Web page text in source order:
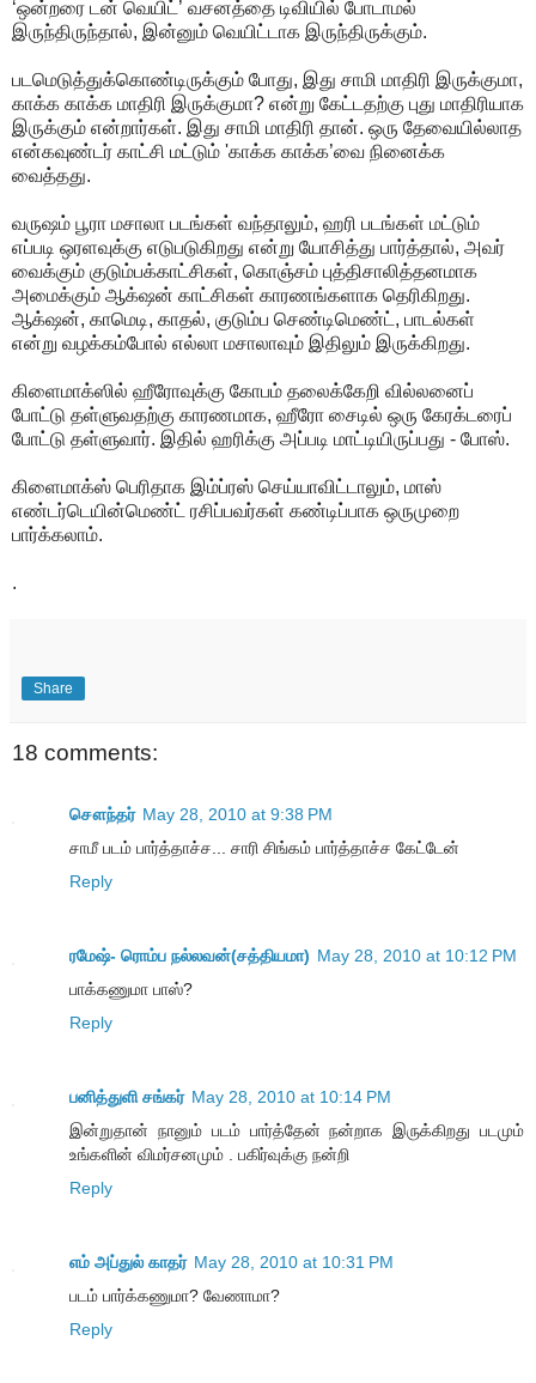
‘ஒன்றரை டன் வெயிட்’ வசனத்தை டிவியில் போடாமல்
இருந்திருந்தால், இன்னும் வெயிட்டாக இருந்திருக்கும்.
படமெடுத்துக்கொண்டிருக்கும் போது, இது சாமி மாதிரி இருக்குமா,
காக்க காக்க மாதிரி இருக்குமா? என்று கேட்டதற்கு புது மாதிரியாக
இருக்கும் என்றார்கள். இது சாமி மாதிரி தான். ஒரு தேவையில்லாத
என்கவுண்டர் காட்சி மட்டும் 'காக்க காக்க’வை நினைக்க
வைத்தது.
வருஷம் பூரா மசாலா படங்கள் வந்தாலும், ஹரி படங்கள் மட்டும்
எப்படி ஒரளவுக்கு எடுபடுகிறது என்று யோசித்து பார்த்தால், அவர்
வைக்கும் குடும்பக்காட்சிகள், கொஞ்சம் புத்திசாலித்தனமாக
அமைக்கும் ஆக்‌ஷன் காட்சிகள் காரணங்களாக தெரிகிறது.
ஆக்‌ஷன், காமெடி, காதல், குடும்ப செண்டிமெண்ட், பாடல்கள்
என்று வழக்கம்போல் எல்லா மசாலாவும் இதிலும் இருக்கிறது.
கிளைமாக்ஸில் ஹீரோவுக்கு கோபம் தலைக்கேறி வில்லனைப்
போட்டு தள்ளுவதற்கு காரணமாக, ஹீரோ சைடில் ஒரு கேரக்டரைப்
போட்டு தள்ளுவார். இதில் ஹரிக்கு அப்படி மாட்டியிருப்பது - போஸ்.
கிளைமாக்ஸ் பெரிதாக இம்ப்ரஸ் செய்யாவிட்டாலும், மாஸ்
எண்டர்டெயின்மெண்ட் ரசிப்பவர்கள் கண்டிப்பாக ஒருமுறை
பார்க்கலாம்.
.
Share
18 comments:
சௌந்தர் May 28, 2010 at 9:38 PM
சாமீ படம் பார்த்தாச்ச... சாரி சிங்கம் பார்த்தாச்ச கேட்டேன்
Reply
ரமேஷ்- ரொம்ப நல்லவன்(சத்தியமா) May 28, 2010 at 10:12 PM
பாக்கணுமா பாஸ்?
Reply
பனித்துளி சங்கர் May 28, 2010 at 10:14 PM
இன்றுதான் நானும் படம் பார்த்தேன் நன்றாக இருக்கிறது படமும்
உங்களின் விமர்சனமும் . பகிர்வுக்கு நன்றி
Reply
எம் அப்துல் காதர் May 28, 2010 at 10:31 PM
படம் பார்க்கணுமா? வேணாமா?
Reply